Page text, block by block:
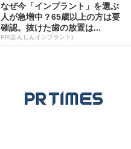
なぜ今「インプラント」を選ぶ
人が急増中？65歳以上の方は要
確認。抜けた歯の放置は...
PR(あんしんインプラント)